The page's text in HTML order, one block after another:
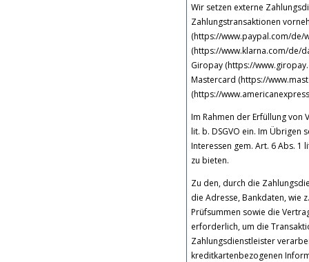
Wir setzen externe
Zahlungstransaktionen
(https://www.paypal.com/de/
(https://www.klarna.com/de/
Giropay (https://
Mastercard (https://
(https://
Im Rahmen der Erfüllung von
lit. b. DSGVO ein. Im
Interessen gem. Art. 6 Abs. 1
zu bieten.
Zu den, durch die
die Adresse, Bankdaten, wie
Prüfsummen sowie die
erforderlich, um die
Zahlungsdienstleister
kreditkartenbezogenen